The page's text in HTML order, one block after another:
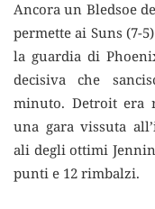
Ancora un Bledsoe
permette ai Suns (7-
la guardia di
decisiva che
minuto. Detroit era
una gara vissuta
ali degli ottimi
punti e 12 rimbalzi.